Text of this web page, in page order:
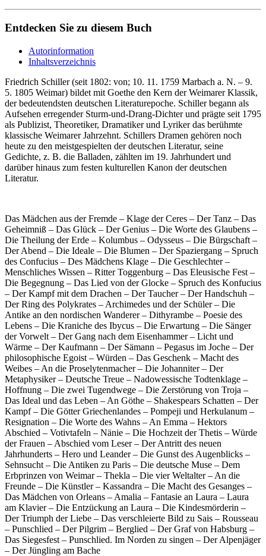
Entdecken Sie zu diesem Buch
Autorinformation
Inhaltsverzeichnis
Friedrich Schiller (seit 1802: von; 10. 11. 1759 Marbach a. N. – 9.
5. 1805 Weimar) bildet mit Goethe den Kern der Weimarer Klassik,
der bedeutendsten deutschen Literaturepoche. Schiller begann als
Aufsehen erregender Sturm-und-Drang-Dichter und prägte seit 1795
als Publizist, Theoretiker, Dramatiker und Lyriker das berühmte
klassische Weimarer Jahrzehnt. Schillers Dramen gehören noch
heute zu den meistgespielten der deutschen Literatur, seine
Gedichte, z. B. die Balladen, zählten im 19. Jahrhundert und
darüber hinaus zum festen kulturellen Kanon der deutschen
Literatur.
Das Mädchen aus der Fremde – Klage der Ceres – Der Tanz – Das
Geheimniß – Das Glück – Der Genius – Die Worte des Glaubens –
Die Theilung der Erde – Kolumbus – Odysseus – Die Bürgschaft –
Der Abend – Die Ideale – Die Blumen – Der Spaziergang – Spruch
des Confucius – Des Mädchens Klage – Die Geschlechter –
Menschliches Wissen – Ritter Toggenburg – Das Eleusische Fest –
Die Begegnung – Das Lied von der Glocke – Spruch des Konfucius
– Der Kampf mit dem Drachen – Der Taucher – Der Handschuh –
Der Ring des Polykrates – Archimedes und der Schüler – Die
Antike an den nordischen Wanderer – Dithyrambe – Poesie des
Lebens – Die Kraniche des Ibycus – Die Erwartung – Die Sänger
der Vorwelt – Der Gang nach dem Eisenhammer – Licht und
Wärme – Der Kaufmann – Der Sämann – Pegasus im Joche – Der
philosophische Egoist – Würden – Das Geschenk – Macht des
Weibes – An die Proselytenmacher – Die Johanniter – Der
Metaphysiker – Deutsche Treue – Nadowessische Todtenklage –
Hoffnung – Die zwei Tugendwege – Die Zerstörung von Troja –
Das Ideal und das Leben – An Göthe – Shakespears Schatten – Der
Kampf – Die Götter Griechenlandes – Pompeji und Herkulanum –
Resignation – Die Worte des Wahns – An Emma – Hektors
Abschied – Votivtafeln – Nänie – Die Hochzeit der Thetis – Würde
der Frauen – Abschied vom Leser – Der Antritt des neuen
Jahrhunderts – Hero und Leander – Die Gunst des Augenblicks –
Sehnsucht – Die Antiken zu Paris – Die deutsche Muse – Dem
Erbprinzen von Weimar – Thekla – Die vier Weltalter – An die
Freunde – Die Künstler – Kassandra – Die Macht des Gesanges –
Das Mädchen von Orleans – Amalia – Fantasie an Laura – Laura
am Klavier – Die Entzückung an Laura – Die Kindesmörderin –
Der Triumph der Liebe – Das verschleierte Bild zu Sais – Rousseau
– Punschlied – Der Pilgrim – Berglied – Der Graf von Habsburg –
Das Siegesfest – Punschlied. Im Norden zu singen – Der Alpenjäger
– Der Jüngling am Bache